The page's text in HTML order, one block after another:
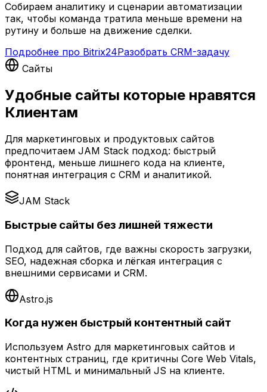
Собираем аналитику и сценарии автоматизации
так, чтобы команда тратила меньше времени на
рутину и больше на движение сделки.
Подробнее про Bitrix24Разобрать CRM-задачу
Сайты
Удобные сайты которые нравятся
Клиентам
Для маркетинговых и продуктовых сайтов
предпочитаем JAM Stack подход: быстрый
фронтенд, меньше лишнего кода на клиенте,
понятная интеграция с CRM и аналитикой.
JAM Stack
Быстрые сайты без лишней тяжести
Подход для сайтов, где важны скорость загрузки,
SEO, надежная сборка и лёгкая интеграция с
внешними сервисами и CRM.
Astro.js
Когда нужен быстрый контентный сайт
Используем Astro для маркетинговых сайтов и
контентных страниц, где критичны Core Web Vitals,
чистый HTML и минимальный JS на клиенте.